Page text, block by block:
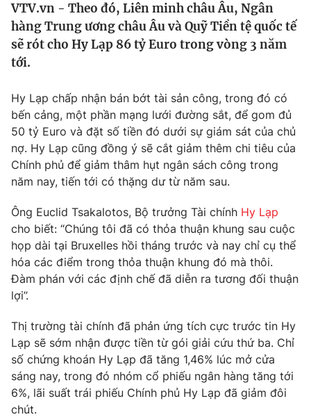
Thế giới
Tin tức
Thế giới đó đây
Câu chuyện quốc tế
Kinh tế
Thị trường
Góc doanh nghiệp
Dữ liệu và đời sống
Truyền hình
Phim VTV
Hậu trường
Nhân vật
Khán giả
Giải sao mai
Giải trí
Điện ảnh
Âm nhạc
Sao
Đời sống
Du lịch
Làm đẹp
Chất lượng cuộc sống
Giáo dục
Tuyển sinh
Công nghệ
Hitech Công nghệ tương lai
Sản phẩm
Thị trường
Tư vấn
Giao lưu trực tuyến
Lịch phát sóng
VTV.vn - Theo đó, Liên minh châu Âu, Ngân
hàng Trung ương châu Âu và Quỹ Tiền tệ quốc tế
sẽ rót cho Hy Lạp 86 tỷ Euro trong vòng 3 năm
tới.
Hy Lạp chấp nhận bán bớt tài sản công, trong đó có
bến cảng, một phần mạng lưới đường sắt, để gom đủ
50 tỷ Euro và đặt số tiền đó dưới sự giám sát của chủ
nợ. Hy Lạp cũng đồng ý sẽ cắt giảm thêm chi tiêu của
Chính phủ để giảm thâm hụt ngân sách công trong
năm nay, tiến tới có thặng dư từ năm sau.
Ông Euclid Tsakalotos, Bộ trưởng Tài chính Hy Lạp
cho biết: “Chúng tôi đã có thỏa thuận khung sau cuộc
họp dài tại Bruxelles hồi tháng trước và nay chỉ cụ thể
hóa các điểm trong thỏa thuận khung đó mà thôi.
Đàm phán với các định chế đã diễn ra tương đối thuận
lợi”.
Thị trường tài chính đã phản ứng tích cực trước tin Hy
Lạp sẽ sớm nhận được tiền từ gói giải cứu thứ ba. Chỉ
số chứng khoán Hy Lạp đã tăng 1,46% lúc mở cửa
sáng nay, trong đó nhóm cổ phiếu ngân hàng tăng tới
6%, lãi suất trái phiếu Chính phủ Hy Lạp đã giảm đôi
chút.